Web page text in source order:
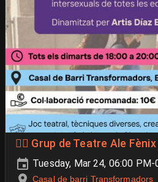
🐦‍🔥 Grup de Teatre Ale
Tuesday, Mar 24, 06:00
Casal de barri Transformadors